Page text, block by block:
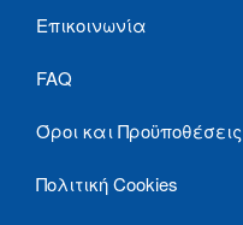
Επικοινωνία
FAQ
Όροι και Προϋποθέσεις
Πολιτική Cookies